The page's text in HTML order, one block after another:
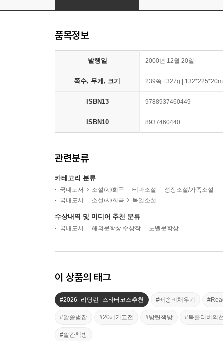
품목정보
발행일 2000년 12월 20일
쪽수, 무게, 크기 239쪽 | 327g |
ISBN13 9788937460449
ISBN10 8937460440
관련분류
카테고리 분류
국내도서 소설/시/희곡 테마소설
성장소설/가족소설
국내도서
소설/시/희곡 독일소설
수상내역 및 미디어 추천 분류
국내도서 해외문학상 수상작 노벨문학상
이 상품의 태그
#2026_리딩런_스타터코스추천 #배송비채우기
#알쓸범잡 #20세기고전 #방탄책방 #북클러버의
#빨간책방